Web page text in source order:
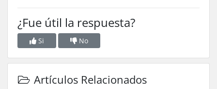
¿Fue útil la respuesta?
Si No
Artículos Relacionados